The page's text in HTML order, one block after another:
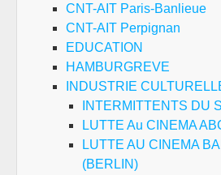
CNT-AIT Paris-Banlieue
CNT-AIT Perpignan
EDUCATION
HAMBURGREVE
INDUSTRIE
INTERMITTENTS DU
LUTTE Au CINEMA
LUTTE AU CINEMA
(BERLIN)